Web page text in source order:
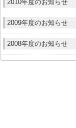
2010年度のお知らせ
2009年度のお知らせ
2008年度のお知らせ